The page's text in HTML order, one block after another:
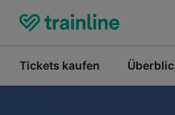
Tickets kaufen